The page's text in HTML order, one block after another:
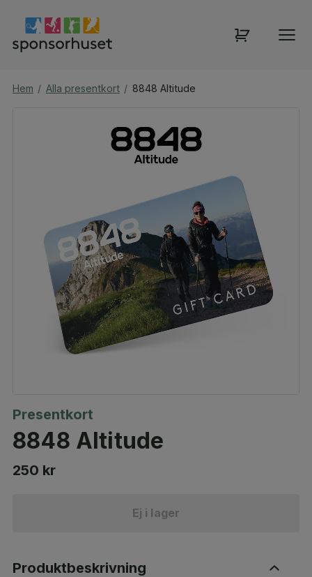
Hem / Alla presentkort / 8848 Altitude
Presentkort
8848 Altitude
250 kr
Ej i lager
Produktbeskrivning